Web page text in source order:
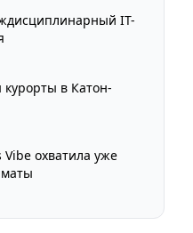
IT-
в Катон-
Vibe охватила уже